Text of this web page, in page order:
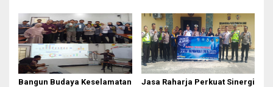
Rapat Komisi II Dipimpin
Sufmi Dasco Ahmad
II Dipimpin Sufmi Dasco
Ahmad
Bangun Budaya Keselamatan
Jasa Raharja Perkuat Sinergi